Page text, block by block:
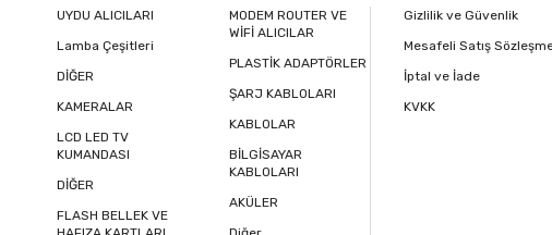
UYDU ALICILARI
Lamba Çeşitleri
DİĞER
KAMERALAR
LCD LED TV
KUMANDASI
DİĞER
FLASH BELLEK VE
MODEM ROUTER VE
WİFİ ALICILAR
PLASTİK ADAPTÖRLER
ŞARJ KABLOLARI
KABLOLAR
BİLGİSAYAR
KABLOLARI
AKÜLER
Gizlilik ve Güvenlik
Mesafeli Satış
İptal ve İade
KVKK